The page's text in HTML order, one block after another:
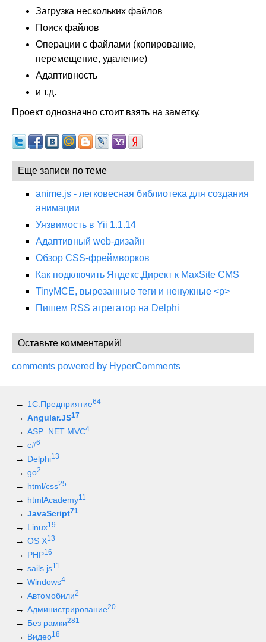
Загрузка нескольких файлов
Поиск файлов
Операции с файлами (копирование,
перемещение, удаление)
Адаптивность
и т.д.
Проект однозначно стоит взять на заметку.
Еще записи по теме
anime.js - легковесная библиотека для создания
анимации
Уязвимость в Yii 1.1.14
Адаптивный web-дизайн
Обзор CSS-фреймворков
Как подключить Яндекс.Директ к MaxSite CMS
TinyMCE, вырезанные теги и ненужные <p>
Пишем RSS агрегатор на Delphi
Оставьте комментарий!
comments powered by HyperComments
1С:Предприятие64
Angular.JS17
ASP .NET MVC4
c#6
Delphi13
go2
html/css25
htmlAcademy11
JavaScript71
Linux19
OS X13
PHP16
sails.js11
Windows4
Автомобили2
Администрирование20
Без рамки281
Видео18